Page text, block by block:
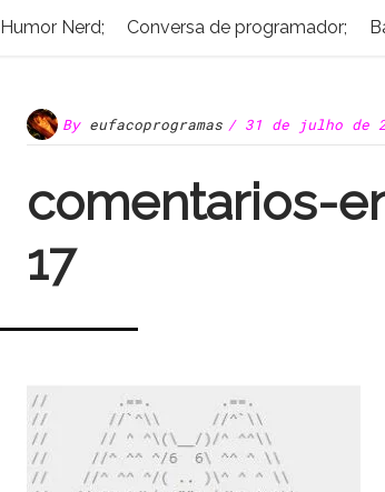
Humor Nerd; Conversa de programador;
By eufacoprogramas / 31 de julho de
comentarios-
17